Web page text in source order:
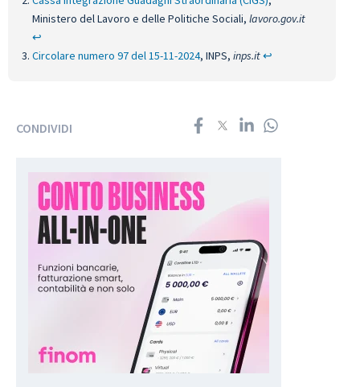
Ministero del Lavoro e delle Politiche Sociali, lavoro.gov.it
↩︎
Circolare numero 97 del 15-11-2024, INPS, inps.it↩︎
CONDIVIDI